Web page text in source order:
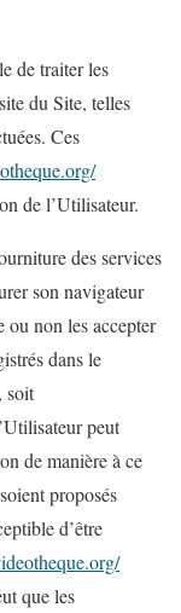
de traiter les
du Site, telles
Ces
de l’Utilisateur.
des services
son navigateur
ou non les accepter
dans le
soit
peut
de manière à ce
proposés
d’être
que les